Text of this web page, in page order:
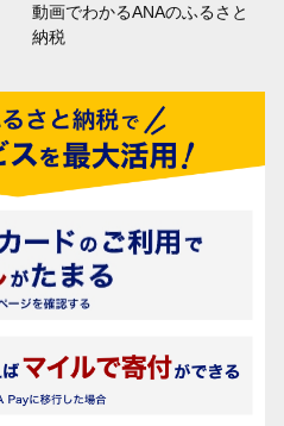
動画でわかるANAのふるさと
納税